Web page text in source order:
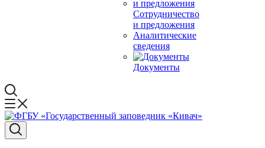
Сотрудничество
и предложения
Аналитические
сведения
Документы